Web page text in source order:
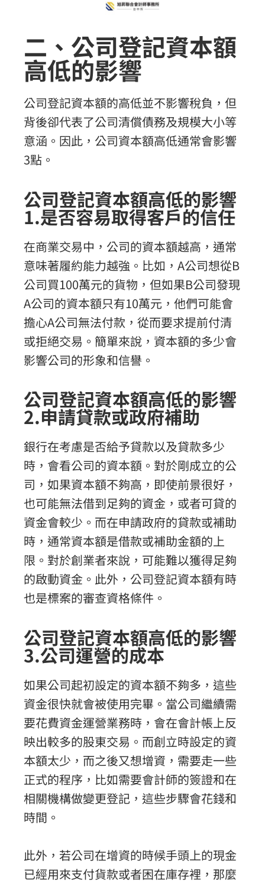
二、公司登記資本額
高低的影響
公司登記資本額的高低並不影響稅負，但
背後卻代表了公司清償債務及規模大小等
意涵。因此，公司資本額高低通常會影響
3點。
公司登記資本額高低的影響
1.是否容易取得客戶的信任
在商業交易中，公司的資本額越高，通常
意味著履約能力越強。比如，A公司想從B
公司買100萬元的貨物，但如果B公司發現
A公司的資本額只有10萬元，他們可能會
擔心A公司無法付款，從而要求提前付清
或拒絕交易。簡單來說，資本額的多少會
影響公司的形象和信譽。
公司登記資本額高低的影響
2.申請貸款或政府補助
銀行在考慮是否給予貸款以及貸款多少
時，會看公司的資本額。對於剛成立的公
司，如果資本額不夠高，即使前景很好，
也可能無法借到足夠的資金，或者可貸的
資金會較少。而在申請政府的貸款或補助
時，通常資本額是借款或補助金額的上
限。對於創業者來說，可能難以獲得足夠
的啟動資金。此外，公司登記資本額有時
也是標案的審查資格條件。
公司登記資本額高低的影響
3.公司運營的成本
如果公司起初設定的資本額不夠多，這些
資金很快就會被使用完畢。當公司繼續需
要花費資金運營業務時，會在會計帳上反
映出較多的股東交易。而創立時設定的資
本額太少，而之後又想增資，需要走一些
正式的程序，比如需要會計師的簽證和在
相關機構做變更登記，這些步驟會花錢和
時間。
此外，若公司在增資的時候手頭上的現金
已經用來支付貨款或者困在庫存裡，那麼